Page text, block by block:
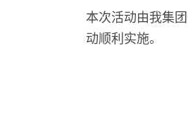
本次活动由我集
动顺利实施。